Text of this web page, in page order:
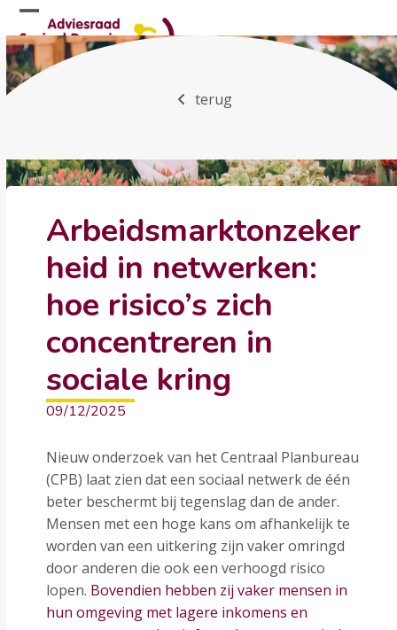
Skip
to
content
Open
mobile
menu
Close
mobile
menu
terug
Arbeidsmarktonzeker
heid in netwerken:
hoe risico’s zich
concentreren in
sociale kring
09/12/2025
Nieuw onderzoek van het Centraal Planbureau
(CPB) laat zien dat een sociaal netwerk de één
beter beschermt bij tegenslag dan de ander.
Mensen met een hoge kans om afhankelijk te
worden van een uitkering zijn vaker omringd
door anderen die ook een verhoogd risico
lopen. Bovendien hebben zij vaker mensen in
hun omgeving met lagere inkomens en